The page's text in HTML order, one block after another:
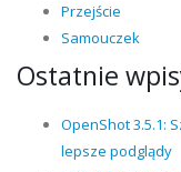
Przejście
Samouczek
Ostatnie
OpenShot 3.5.1:
lepsze podglądy